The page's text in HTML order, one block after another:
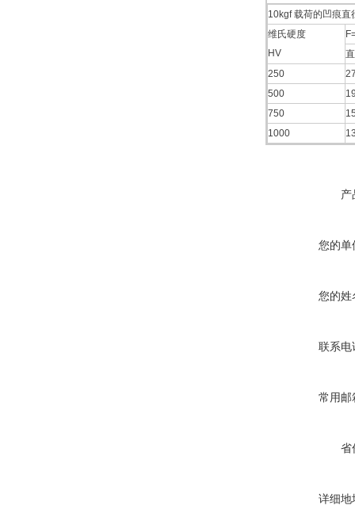
10kgf 载荷的凹痕直
维氏硬度
HV
250
500
750
1000
产
您的单
您的姓
联系电
常用邮
省
详细地